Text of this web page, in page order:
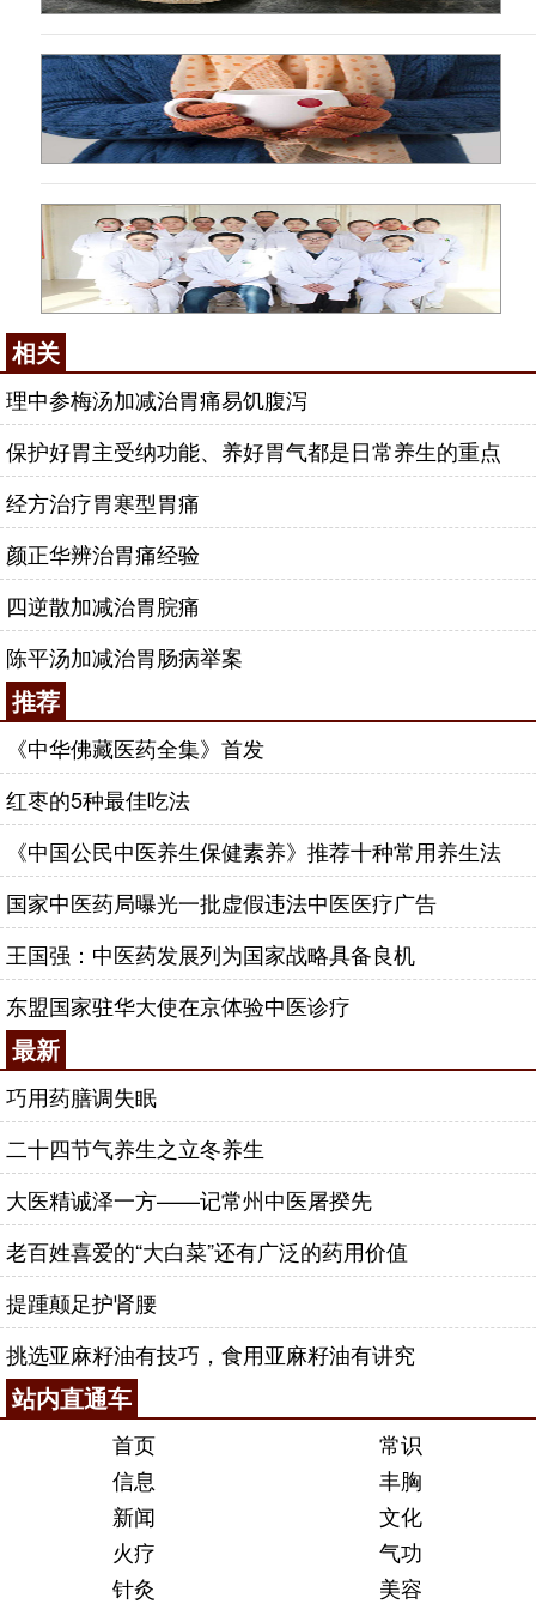
相关
理中参梅汤加减治胃痛易饥腹泻
保护好胃主受纳功能、养好胃气都是日常养生的重点
经方治疗胃寒型胃痛
颜正华辨治胃痛经验
四逆散加减治胃脘痛
陈平汤加减治胃肠病举案
推荐
《中华佛藏医药全集》首发
红枣的5种最佳吃法
《中国公民中医养生保健素养》推荐十种常用养生法
国家中医药局曝光一批虚假违法中医医疗广告
王国强：中医药发展列为国家战略具备良机
东盟国家驻华大使在京体验中医诊疗
最新
巧用药膳调失眠
二十四节气养生之立冬养生
大医精诚泽一方——记常州中医屠揆先
老百姓喜爱的“大白菜”还有广泛的药用价值
提踵颠足护肾腰
挑选亚麻籽油有技巧，食用亚麻籽油有讲究
站内直通车
首页
常识
信息
丰胸
新闻
文化
火疗
气功
针灸
美容